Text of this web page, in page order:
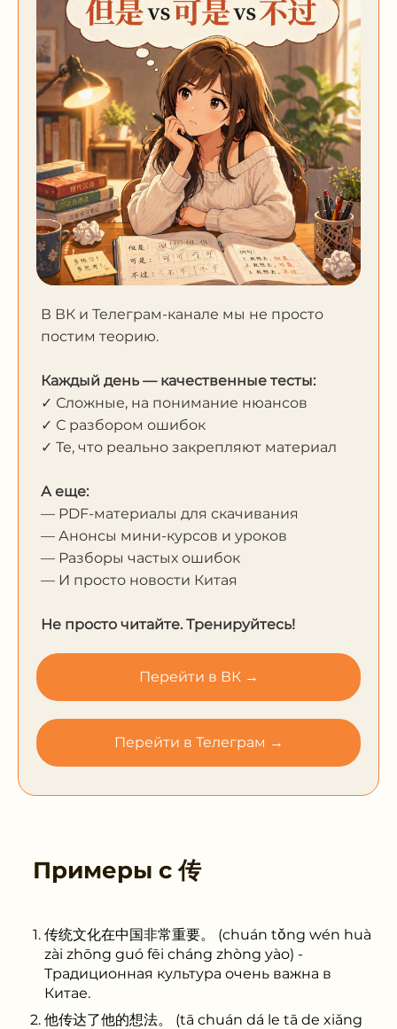
В ВК и Телеграм-канале мы не просто
постим теорию.
Каждый день — качественные тесты:
✓ Сложные, на понимание нюансов
✓ С разбором ошибок
✓ Те, что реально закрепляют материал
А еще:
— PDF-материалы для скачивания
— Анонсы мини-курсов и уроков
— Разборы частых ошибок
— И просто новости Китая
Не просто читайте. Тренируйтесь!
Перейти в ВК →
Перейти в Телеграм →
Примеры с传
传统文化在中国非常重要。 (chuán tǒng wén huà
zài zhōng guó fēi cháng zhòng yào) -
Традиционная культура очень важна в
Китае.
他传达了他的想法。 (tā chuán dá le tā de xiǎng